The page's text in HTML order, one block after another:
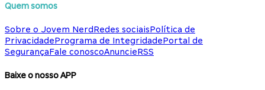
Quem somos
Sobre o Jovem NerdRedes sociaisPolítica de
PrivacidadePrograma de IntegridadePortal de
SegurançaFale conoscoAnuncieRSS
Baixe o nosso APP